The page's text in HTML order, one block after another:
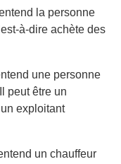
la personne
à-dire achète des
une personne
peut être un
exploitant
un chauffeur